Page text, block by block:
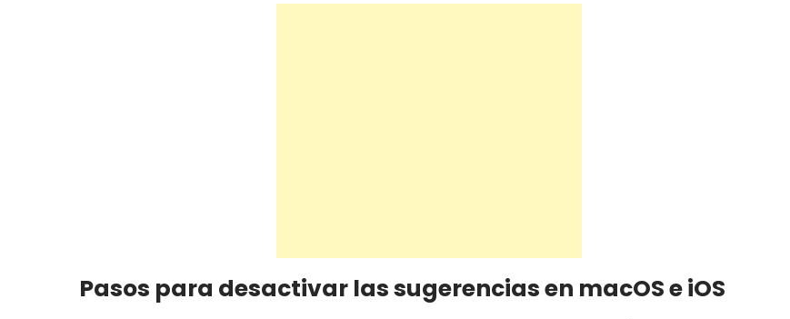
Pasos para desactivar las sugerencias en macOS e iOS